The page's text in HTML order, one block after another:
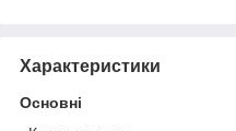
Характеристики
Основні